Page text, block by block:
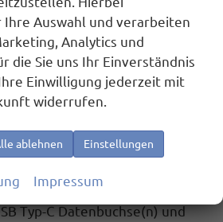
auf 162kW/220PS
auf 5 Jahre max.
(DAB+)
(wired and wireless
Typ-C Datenbuchse(n) und
Auswahl und verarbeiten
Analytics und
die Sie uns Ihr Einverständnis
Einwilligung jederzeit mit
widerrufen.
ablehnen Einstellungen
Impressum